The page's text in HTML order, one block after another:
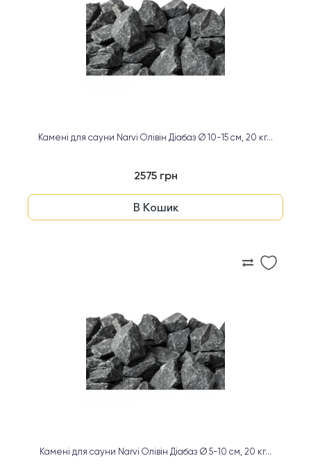
Камені для сауни Narvi Олівін Діабаз Ø 10-15 см, 20 кг...
2575 грн
В Кошик
Камені для сауни Narvi Олівін Діабаз Ø 5-10 см, 20 кг...